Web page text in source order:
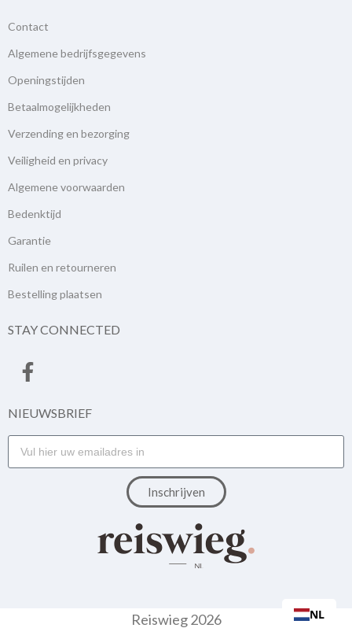
Contact
Algemene bedrijfsgegevens
Openingstijden
Betaalmogelijkheden
Verzending en bezorging
Veiligheid en privacy
Algemene voorwaarden
Bedenktijd
Garantie
Ruilen en retourneren
Bestelling plaatsen
STAY CONNECTED
NIEUWSBRIEF
Inschrijven
Reiswieg2026 NL